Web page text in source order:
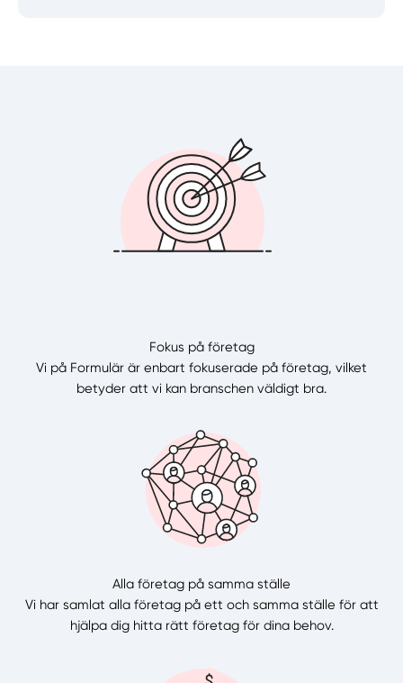
Fokus på företag
Vi på Formulär är enbart fokuserade på företag, vilket
betyder att vi kan branschen väldigt bra.
Alla företag på samma ställe
Vi har samlat alla företag på ett och samma ställe för att
hjälpa dig hitta rätt företag för dina behov.